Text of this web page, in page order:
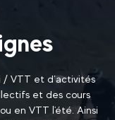
/ VTT et d’activités
et des cours
en VTT l'été. Ainsi